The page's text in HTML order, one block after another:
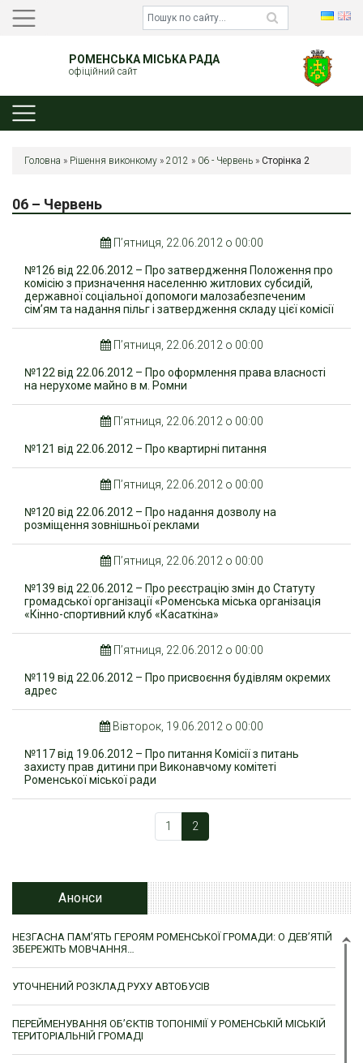
РОМЕНСЬКА МІСЬКА РАДА
офіційний сайт
Головна » Рішення виконкому » 2012 » 06 - Червень » Сторінка 2
06 – Червень
П’ятниця, 22.06.2012 о 00:00
№126 від 22.06.2012 – Про затвердження Положення про
комісію з призначення населенню житлових субсидій,
державної соціальної допомоги малозабезпеченим
сім’ям та надання пільг і затвердження складу цієї комісії
П’ятниця, 22.06.2012 о 00:00
№122 від 22.06.2012 – Про оформлення права власності
на нерухоме майно в м. Ромни
П’ятниця, 22.06.2012 о 00:00
№121 від 22.06.2012 – Про квартирні питання
П’ятниця, 22.06.2012 о 00:00
№120 від 22.06.2012 – Про надання дозволу на
розміщення зовнішньої реклами
П’ятниця, 22.06.2012 о 00:00
№139 від 22.06.2012 – Про реєстрацію змін до Статуту
громадської організації «Роменська міська організація
«Кінно-спортивний клуб «Касаткіна»
П’ятниця, 22.06.2012 о 00:00
№119 від 22.06.2012 – Про присвоєння будівлям окремих
адрес
Вівторок, 19.06.2012 о 00:00
№117 від 19.06.2012 – Про питання Комісії з питань
захисту прав дитини при Виконавчому комітеті
Роменської міської ради
1 2
Анонси
НЕЗГАСНА ПАМ’ЯТЬ ГЕРОЯМ РОМЕНСЬКОЇ ГРОМАДИ: О ДЕВ’ЯТІЙ
ЗБЕРЕЖІТЬ МОВЧАННЯ…
УТОЧНЕНИЙ РОЗКЛАД РУХУ АВТОБУСІВ
ПЕРЕЙМЕНУВАННЯ ОБ’ЄКТІВ ТОПОНІМІЇ У РОМЕНСЬКІЙ МІСЬКІЙ
ТЕРИТОРІАЛЬНІЙ ГРОМАДІ